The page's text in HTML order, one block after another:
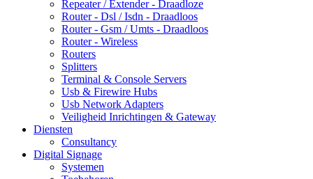
Repeater / Extender - Draadloze
Router - Dsl / Isdn - Draadloos
Router - Gsm / Umts - Draadloos
Router - Wireless
Routers
Splitters
Terminal & Console Servers
Usb & Firewire Hubs
Usb Network Adapters
Veiligheid Inrichtingen & Gateway
Diensten
Consultancy
Digital Signage
Systemen